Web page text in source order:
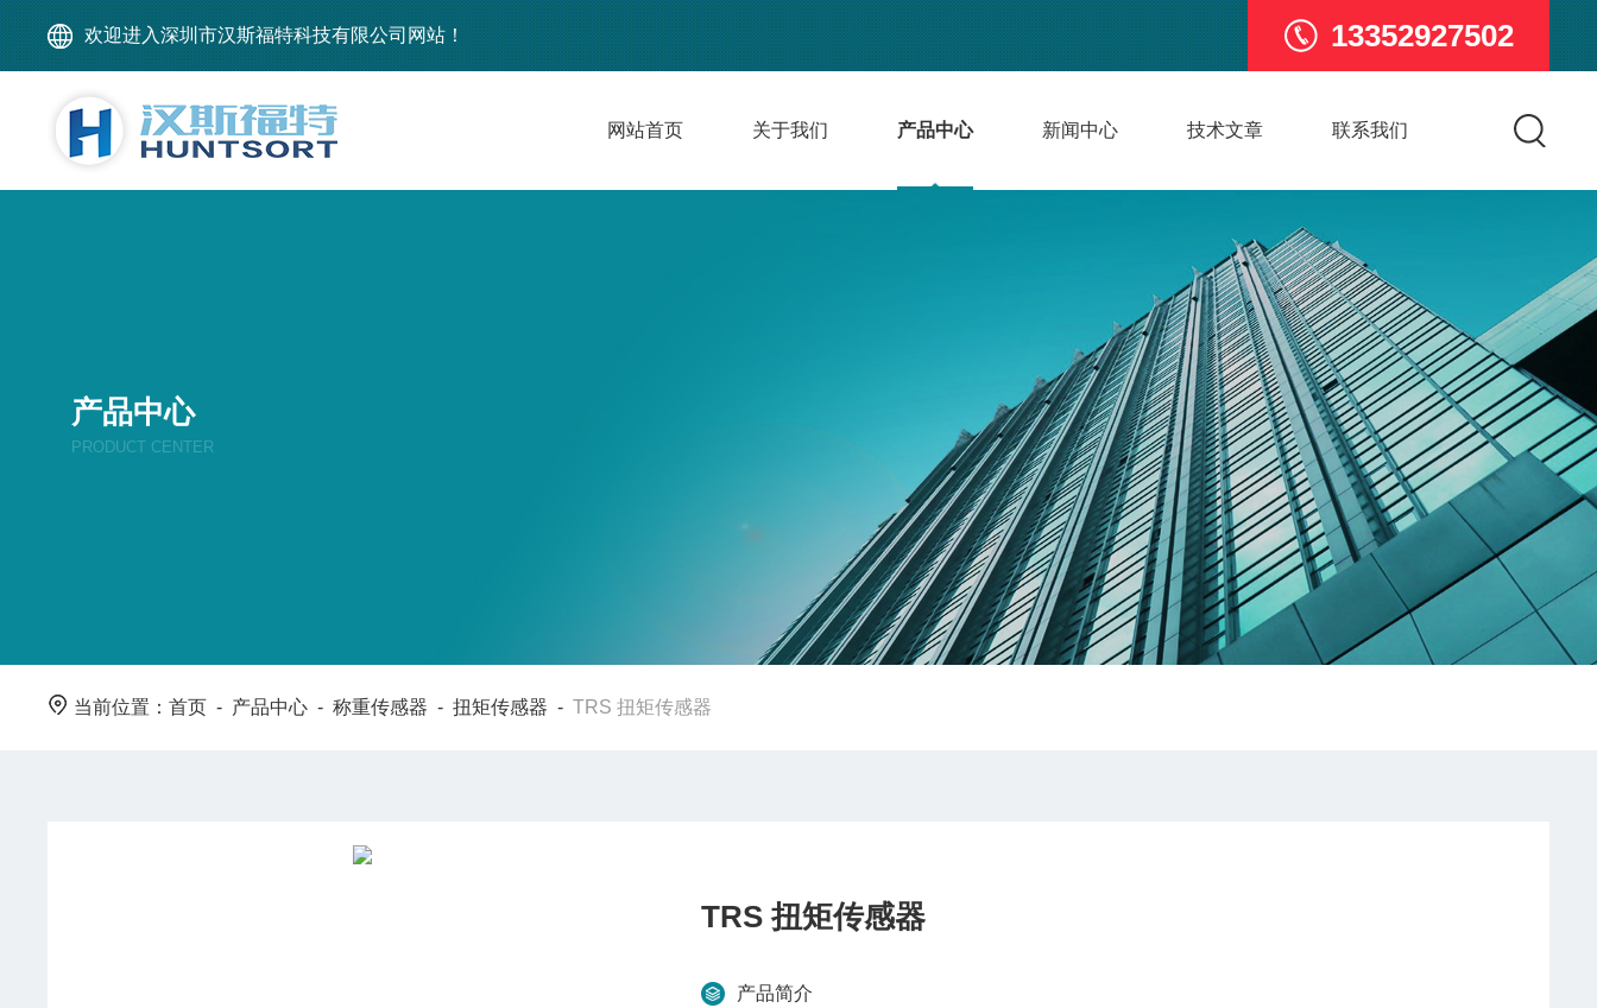
欢迎进入深圳市汉斯福特科技有限公司网站！ 13352927502
网站首页 关于我们 产品中心 新闻中心 技术文章 联系我们
产品中心
PRODUCT CENTER
当前位置：首页 - 产品中心 -称重传感器 -扭矩传感器 -TRS 扭矩传感器
TRS 扭矩传感器
产品简介